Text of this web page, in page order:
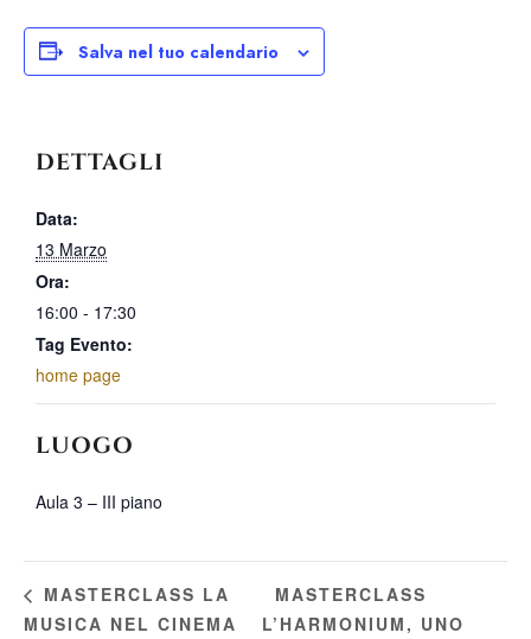
Salva nel tuo calendario
DETTAGLI
Data:
13 Marzo
Ora:
16:00 - 17:30
Tag Evento:
home page
LUOGO
Aula 3 – III piano
MASTERCLASS LA
MUSICA NEL CINEMA
MASTERCLASS
L’HARMONIUM, UNO